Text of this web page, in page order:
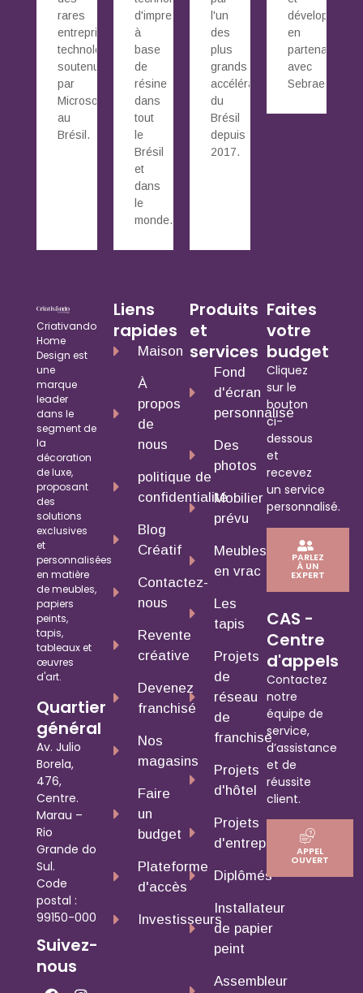
Criativando
Home
Design est
une
marque
leader
dans le
segment de
la
décoration
de luxe,
proposant
des
solutions
exclusives
et
personnalisées
en matière
de meubles,
papiers
peints,
tapis,
tableaux et
œuvres
d'art.
Quartier
général
Av. Julio
Borela,
476,
Centre.
Marau –
Rio
Grande do
Sul.
Code
postal :
99150-000
Suivez-
nous
Liens
rapides
Maison
À
propos
de
nous
politique de
confidentialité
Blog
Créatif
Contactez-
nous
Revente
créative
Devenez
franchisé
Nos
magasins
Faire
un
budget
Plateforme
d'accès
Investisseurs
Produits
et
services
Fond
d'écran
personnalisé
Des
photos
Mobilier
prévu
Meubles
en vrac
Les
tapis
Projets
de
réseau
de
franchise
Projets
d'hôtel
Projets
d'entreprise
Diplômés
Installateur
de papier
peint
Assembleur
Faites
votre
budget
Cliquez
sur le
bouton
ci-
dessous
et
recevez
un service
personnalisé.
PARLEZ
À UN
EXPERT
CAS -
Centre
d'appels
Contactez
notre
équipe de
service,
d’assistance
et de
réussite
client.
APPEL
OUVERT
rares
entreprises
technologiques
soutenues
par
Microsoft
au
Brésil.
d'impression
à
base
de
résine
dans
tout
le
Brésil
et
dans
le
monde.
l'un
des
plus
grands
accélérateurs
du
Brésil
depuis
2017.
développé
en
partenariat
avec
Sebrae.